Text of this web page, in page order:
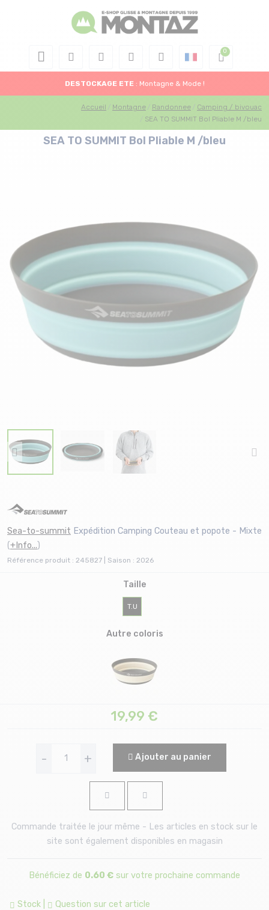
DESTOCKAGE ETE : Montagne & Mode !
Accueil Montagne Randonnee
Camping / bivouac
SEA TO SUMMIT Bol Pliable M /bleu
SEA TO SUMMIT Bol Pliable M /bleu
Sea-to-summit Expédition Camping Couteau et popote - Mixte
(+Info...)
Référence produit : 245827 | Saison : 2026
Taille
T.U
Autre coloris
19,99 €
- + Ajouter au panier
Commande traitée le jour même - Les articles en stock sur le
site sont également disponibles en magasin
Bénéficiez de 0.60 € sur votre prochaine commande
Stock Question sur cet article